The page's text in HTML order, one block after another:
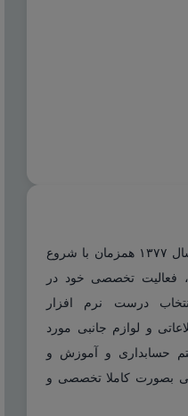
شرکت مشاوره هاله افزار از سال ۱۳۷۷ همزمان با شروع
فعالیت تخصصی خود در
درست نرم افزار
و لوازم جانبی مورد
حسابداری و آموزش و
بصورت کاملا تخصصی و